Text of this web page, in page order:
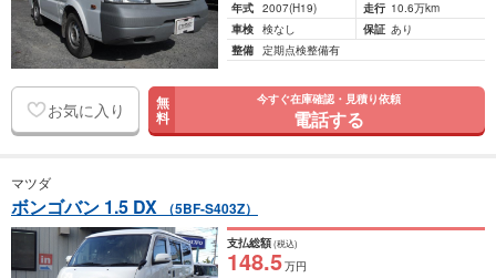
年式 2007(H19) 走行 10.6万km
車検 検なし 保証 あり
整備 定期点検整備有
お気に入り 無
料
今すぐ在庫確認・見積り依頼
電話する
マツダ
ボンゴバン 1.5 DX （5BF-S403Z）
支払総額(税込)
148.5万円